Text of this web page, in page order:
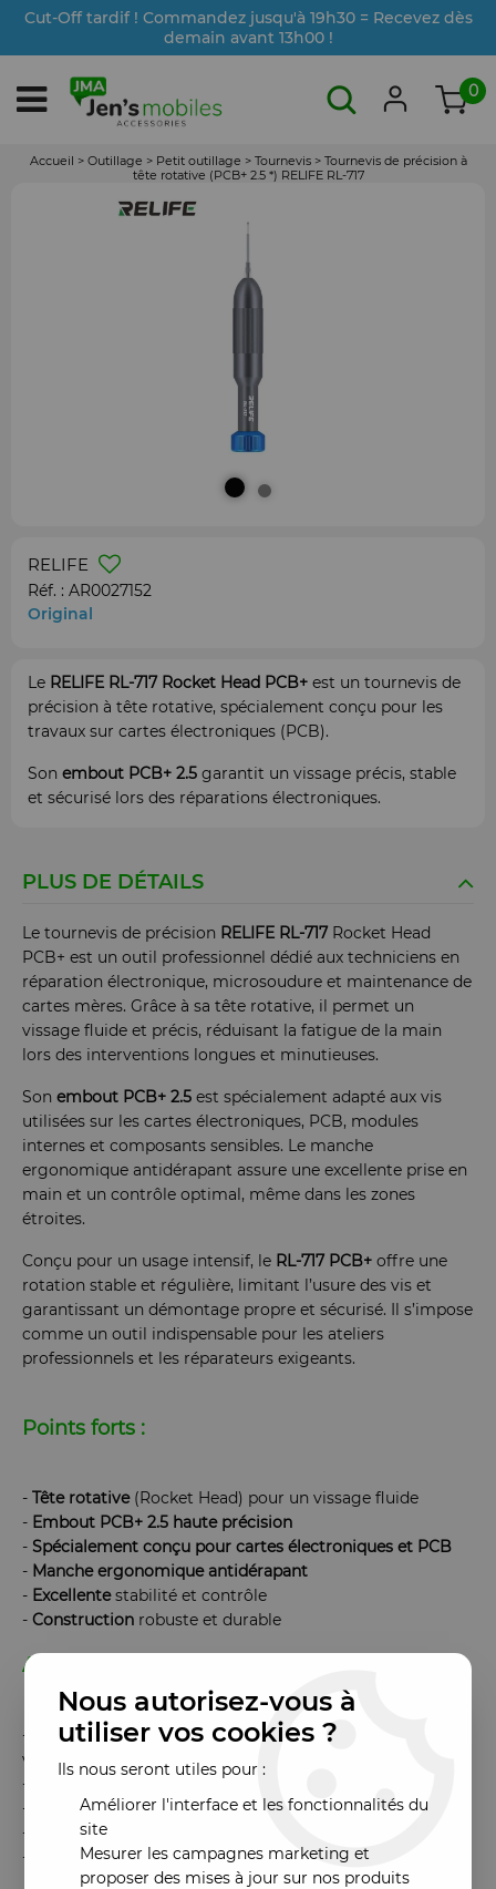
Cut-Off tardif ! Commandez jusqu'à 19h30 = Recevez dès
demain avant 13h00 !
0
Accueil > Outillage > Petit outillage > Tournevis > Tournevis de précision à
tête rotative (PCB+ 2.5 *) RELIFE RL-717
RELIFE
Réf. : AR0027152
Original
Le RELIFE RL-717 Rocket Head PCB+ est un tournevis de
précision à tête rotative, spécialement conçu pour les
travaux sur cartes électroniques (PCB).
Son embout PCB+ 2.5 garantit un vissage précis, stable
et sécurisé lors des réparations électroniques.
PLUS DE DÉTAILS
Le tournevis de précision RELIFE RL-717 Rocket Head
PCB+ est un outil professionnel dédié aux techniciens en
réparation électronique, microsoudure et maintenance de
cartes mères. Grâce à sa tête rotative, il permet un
vissage fluide et précis, réduisant la fatigue de la main
lors des interventions longues et minutieuses.
Son embout PCB+ 2.5 est spécialement adapté aux vis
utilisées sur les cartes électroniques, PCB, modules
internes et composants sensibles. Le manche
ergonomique antidérapant assure une excellente prise en
main et un contrôle optimal, même dans les zones
étroites.
Conçu pour un usage intensif, le RL-717 PCB+ offre une
rotation stable et régulière, limitant l’usure des vis et
garantissant un démontage propre et sécurisé. Il s’impose
comme un outil indispensable pour les ateliers
professionnels et les réparateurs exigeants.
Points forts :
- Tête rotative(Rocket Head) pour un vissage fluide
- Embout PCB+ 2.5 haute précision
- Spécialement conçu pour cartes électroniques et PCB
- Manche ergonomique antidérapant
- Excellentestabilité et contrôle
- Construction robuste et durable
Avantages :
- Permet un travail précissur PCB sans endommager les
vis
-
lors des réparations prolongées
-
Améliore la rapidité et la qualitédes interventions
-
pour microsoudure et électronique fine
-
Convientaux professionnels et techniciens spécialisés
Nous autorisez-vous à
utiliser vos cookies ?
Ils nous seront utiles pour :
Améliorer l'interface et les fonctionnalités du
site
Mesurer les campagnes marketing et
proposer des mises à jour sur nos produits